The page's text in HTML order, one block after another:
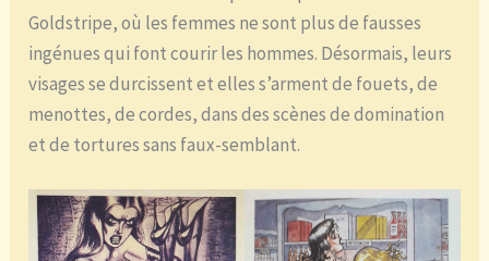
Goldstripe, où les femmes ne sont plus de fausses
ingénues qui font courir les hommes. Désormais, leurs
visages se durcissent et elles s’arment de fouets, de
menottes, de cordes, dans des scènes de domination
et de tortures sans faux-semblant.